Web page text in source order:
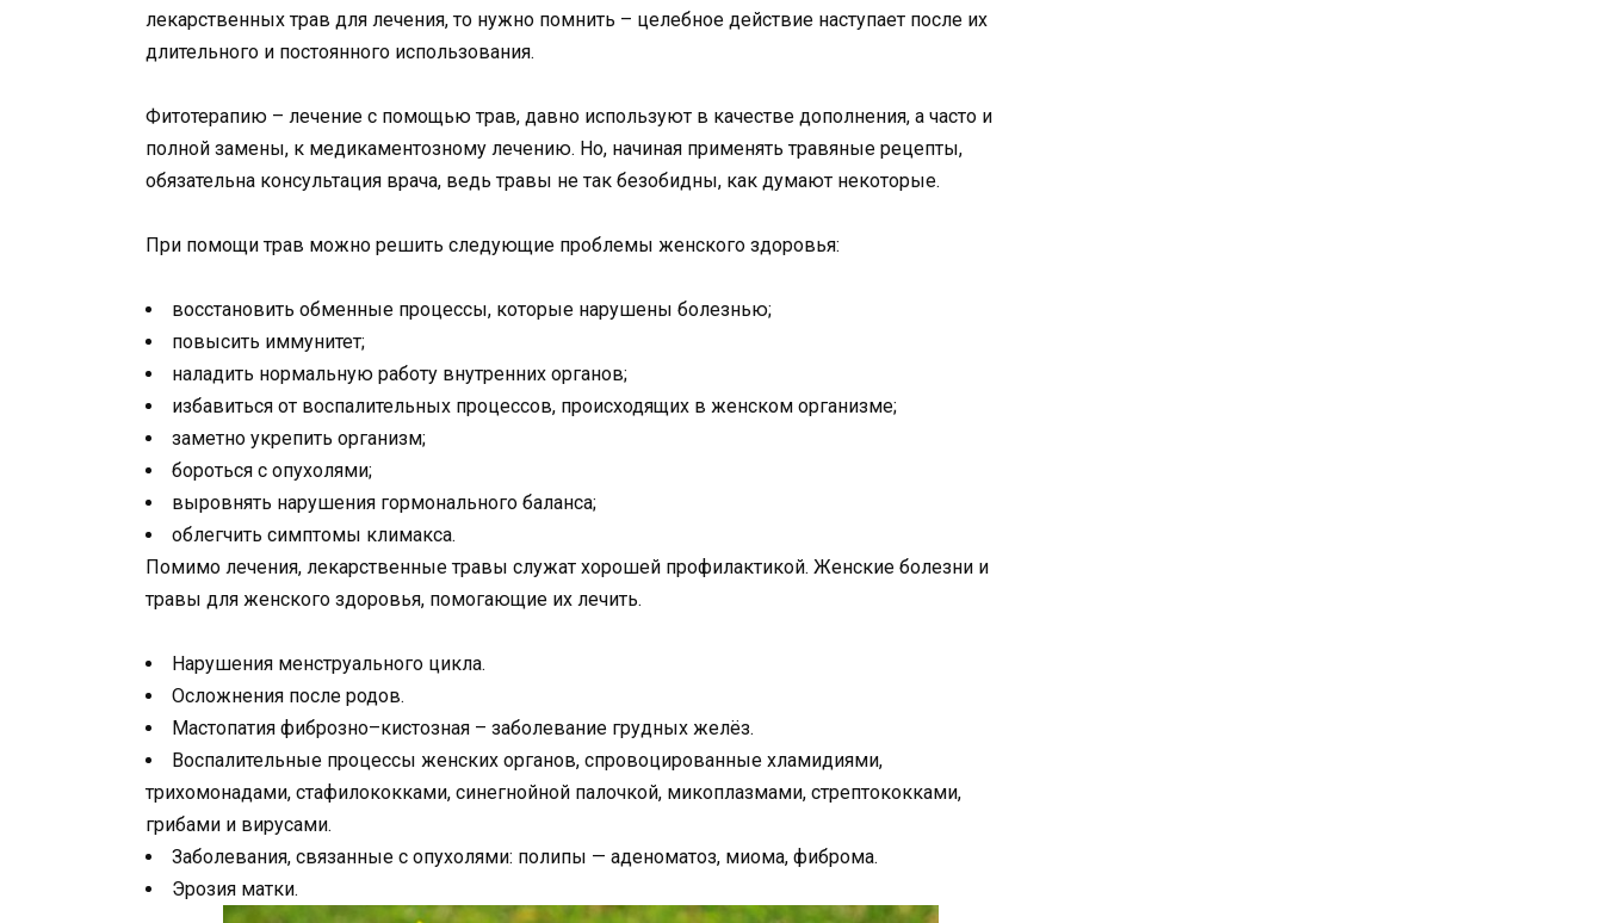
лекарственных трав для лечения, то нужно помнить – целебное действие наступает после их
длительного и постоянного использования.
Фитотерапию – лечение с помощью трав, давно используют в качестве дополнения, а часто и
полной замены, к медикаментозному лечению. Но, начиная применять травяные рецепты,
обязательна консультация врача, ведь травы не так безобидны, как думают некоторые.
При помощи трав можно решить следующие проблемы женского здоровья:
восстановить обменные процессы, которые нарушены болезнью;
повысить иммунитет;
наладить нормальную работу внутренних органов;
избавиться от воспалительных процессов, происходящих в женском организме;
заметно укрепить организм;
бороться с опухолями;
выровнять нарушения гормонального баланса;
облегчить симптомы климакса.
Помимо лечения, лекарственные травы служат хорошей профилактикой. Женские болезни и
травы для женского здоровья, помогающие их лечить.
Нарушения менструального цикла.
Осложнения после родов.
Мастопатия фиброзно–кистозная – заболевание грудных желёз.
Воспалительные процессы женских органов, спровоцированные хламидиями,
трихомонадами, стафилококками, синегнойной палочкой, микоплазмами, стрептококками,
грибами и вирусами.
Заболевания, связанные с опухолями: полипы — аденоматоз, миома, фиброма.
Эрозия матки.